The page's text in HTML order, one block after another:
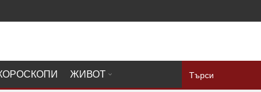
ЖИВОТ